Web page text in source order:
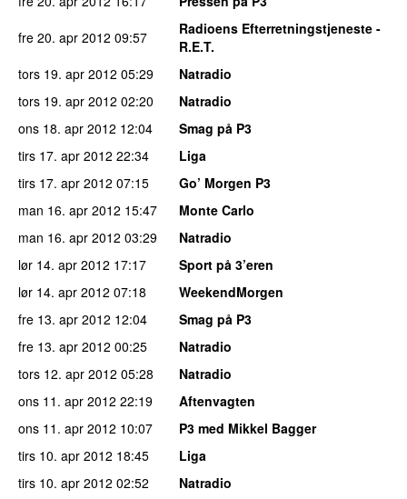
fre 20. apr 2012 09:57
Radioens Efterretningstjeneste -
R.E.T.
tors 19. apr 2012 05:29
Natradio
tors 19. apr 2012 02:20
Natradio
ons 18. apr 2012 12:04
Smag på P3
tirs 17. apr 2012 22:34
Liga
tirs 17. apr 2012 07:15
Go’ Morgen P3
man 16. apr 2012 15:47
Monte Carlo
man 16. apr 2012 03:29
Natradio
lør 14. apr 2012 17:17
Sport på 3’eren
lør 14. apr 2012 07:18
WeekendMorgen
fre 13. apr 2012 12:04
Smag på P3
fre 13. apr 2012 00:25
Natradio
tors 12. apr 2012 05:28
Natradio
ons 11. apr 2012 22:19
Aftenvagten
ons 11. apr 2012 10:07
P3 med Mikkel Bagger
tirs 10. apr 2012 18:45
Liga
tirs 10. apr 2012 02:52
Natradio